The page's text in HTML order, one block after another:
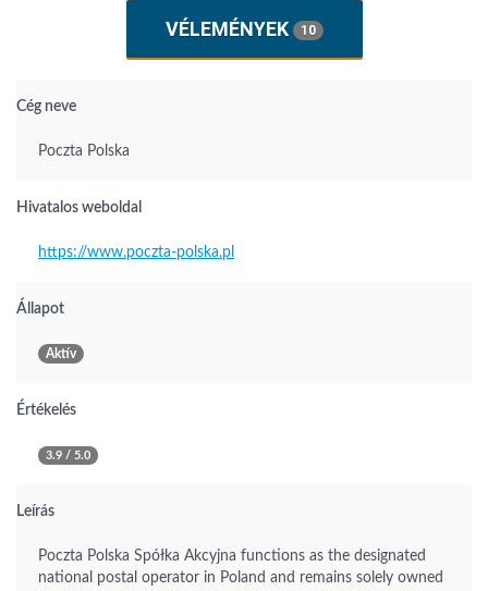
VÉLEMÉNYEK 10
Cég neve
Poczta Polska
Hivatalos weboldal
https://www.poczta-polska.pl
Állapot
Aktív
Értékelés
3.9 / 5.0
Leírás
Poczta Polska Spółka Akcyjna functions as the designated
national postal operator in Poland and remains solely owned